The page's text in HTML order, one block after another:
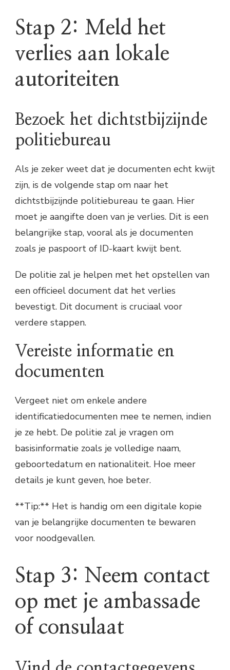
Stap 2: Meld het
verlies aan lokale
autoriteiten
Bezoek het dichtstbijzijnde
politiebureau
Als je zeker weet dat je documenten echt kwijt
zijn, is de volgende stap om naar het
dichtstbijzijnde politiebureau te gaan. Hier
moet je aangifte doen van je verlies. Dit is een
belangrijke stap, vooral als je documenten
zoals je paspoort of ID-kaart kwijt bent.
De politie zal je helpen met het opstellen van
een officieel document dat het verlies
bevestigt. Dit document is cruciaal voor
verdere stappen.
Vereiste informatie en
documenten
Vergeet niet om enkele andere
identificatiedocumenten mee te nemen, indien
je ze hebt. De politie zal je vragen om
basisinformatie zoals je volledige naam,
geboortedatum en nationaliteit. Hoe meer
details je kunt geven, hoe beter.
**Tip:** Het is handig om een digitale kopie
van je belangrijke documenten te bewaren
voor noodgevallen.
Stap 3: Neem contact
op met je ambassade
of consulaat